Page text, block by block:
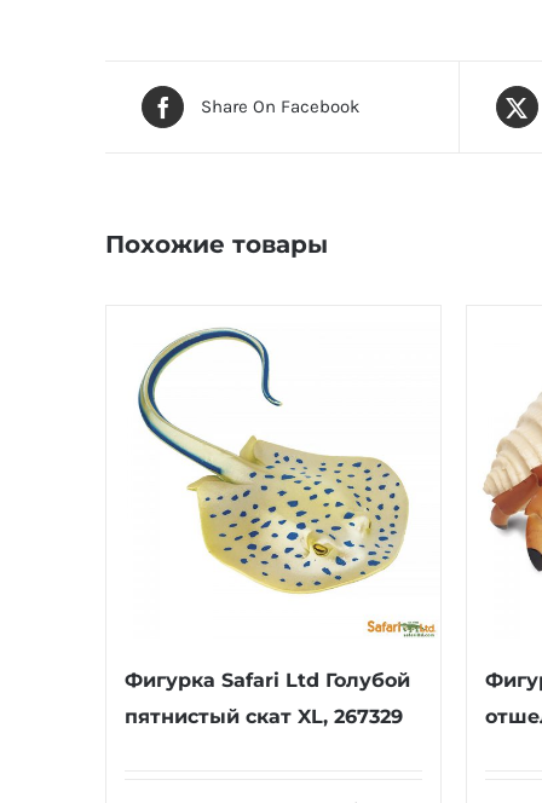
Share On Facebook
Похожие товары
Фигурка Safari Ltd Голубой
пятнистый скат XL, 267329